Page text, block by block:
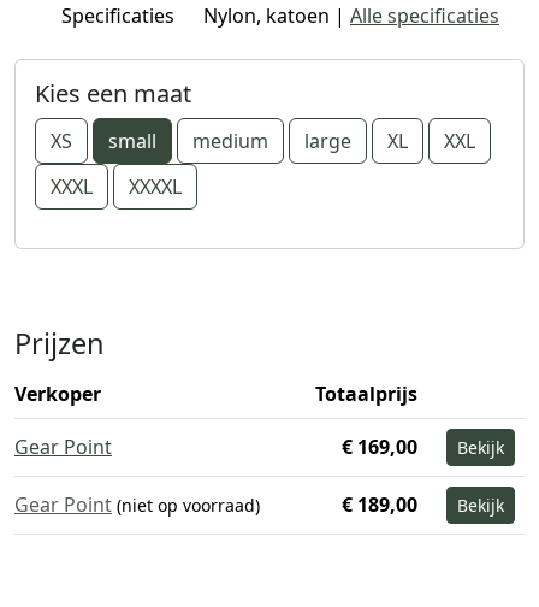
Specificaties
Nylon, katoen | Alle specificaties
Kies een maat
XS small medium large XL
XXL
XXXL
XXXXL
Prijzen
Verkoper
Totaalprijs
Gear Point
€ 169,00 Bekijk
Gear Point (niet op voorraad) € 189,00 Bekijk